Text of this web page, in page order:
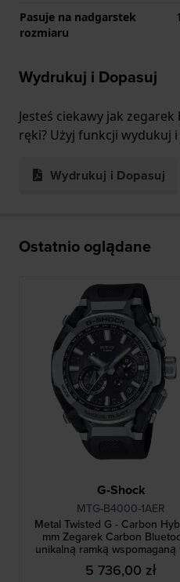
Pasuje na nadgarstek
rozmiaru
Wydrukuj i Dopasuj
Jesteś ciekawy jak
ręki? Użyj funkcji wydukuj
Wydrukuj i Dopasuj
Ostatnio oglądane
G-Shock
MTG-B4000-1AER
Metal Twisted G - Carbon
mm Zegarek Carbon
unikalną ramką wspomaganą
sztuczną inteligencję
5 736,00 zł